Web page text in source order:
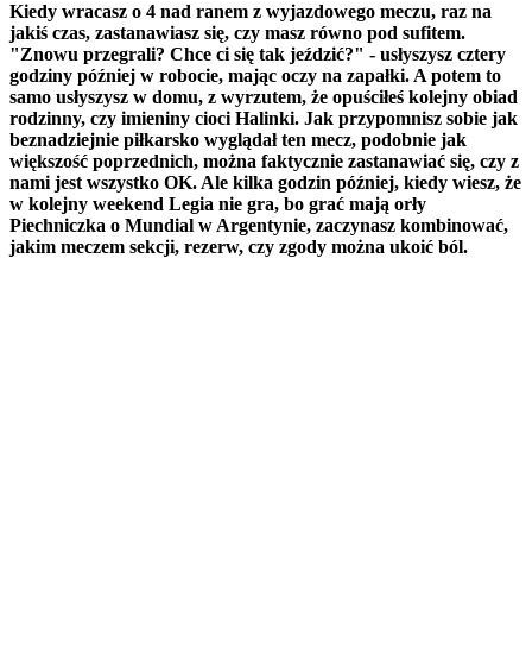
Kiedy wracasz o 4 nad ranem z wyjazdowego meczu, raz na
jakiś czas, zastanawiasz się, czy masz równo pod sufitem.
"Znowu przegrali? Chce ci się tak jeździć?" - usłyszysz cztery
godziny później w robocie, mając oczy na zapałki. A potem to
samo usłyszysz w domu, z wyrzutem, że opuściłeś kolejny obiad
rodzinny, czy imieniny cioci Halinki. Jak przypomnisz sobie jak
beznadziejnie piłkarsko wyglądał ten mecz, podobnie jak
większość poprzednich, można faktycznie zastanawiać się, czy z
nami jest wszystko OK. Ale kilka godzin później, kiedy wiesz, że
w kolejny weekend Legia nie gra, bo grać mają orły
Piechniczka o Mundial w Argentynie, zaczynasz kombinować,
jakim meczem sekcji, rezerw, czy zgody można ukoić ból.